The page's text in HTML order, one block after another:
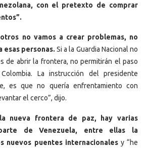
con el pretexto de comprar
no vamos a crear problemas, no
esas personas. Si a la Guardia Nacional no
de abrir la frontera, no permitirán el paso
La instrucción del presidente
es que no quería enfrentamiento con
el cerco”, dijo.
nueva frontera de paz, hay varias
de Venezuela, entre ellas la
nuevos puentes internacionalesy “he